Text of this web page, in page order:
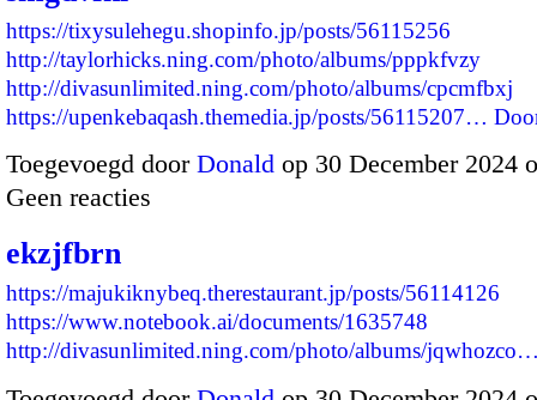
https://tixysulehegu.shopinfo.jp/posts/56115256
http://taylorhicks.ning.com/photo/albums/pppkfvzy
http://divasunlimited.ning.com/photo/albums/cpcmfbxj
https://upenkebaqash.themedia.jp/posts/56115207…
Toegevoegd door Donald op 30 December 2024
Geen reacties
ekzjfbrn
https://majukiknybeq.therestaurant.jp/posts/56114126
https://www.notebook.ai/documents/1635748
http://divasunlimited.ning.com/photo/albums/